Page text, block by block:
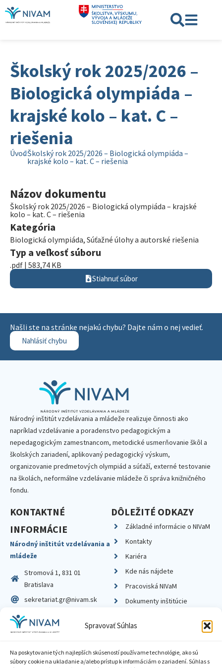
Spravovať Súhlas
Na poskytovanie tých najlepších skúseností používame technológie, ako sú
súbory cookie na ukladanie a/alebo prístup k informáciám o zariadení. Súhlas s
Školský rok 2025/2026 –
Biologická olympiáda –
krajské kolo – kat. C –
riešenia
ÚvodŠkolský rok 2025/2026 – Biologická olympiáda –
krajské kolo – kat. C – riešenia
Názov dokumentu
Školský rok 2025/2026 – Biologická olympiáda – krajské
kolo – kat. C – riešenia
Kategória
Biologická olympiáda, Súťažné úlohy a autorské riešenia
Typ a veľkosť súboru
.pdf | 583,74 KB
Stiahnuť súbor
Našli ste na stránke nejakú chybu? Dajte nám o nej vedieť.
Nahlásiť chybu
Národný inštitút vzdelávania a mládeže realizuje činnosti ako
napríklad vzdelávanie a poradenstvo pedagogickým a
nepedagogickým zamestnancom, metodické usmerňovanie škôl a
školských zariadení, aplikovaný pedagogický výskum,
organizovanie predmetových olympiád a súťaží, externé testovanie
na školách, neformálne vzdelávanie mládeže či správa knižničného
fondu.
KONTAKTNÉ
INFORMÁCIE
Národný inštitút vzdelávania a
mládeže
Stromová 1, 831 01
Bratislava
sekretariat.gr@nivam.sk
IČO: 00164348
DIČ: 2020798714
DÔLEŽITÉ ODKAZY
Základné informácie o NIVaM
Kontakty
Kariéra
Kde nás nájdete
Pracoviská NIVaM
Dokumenty inštitúcie